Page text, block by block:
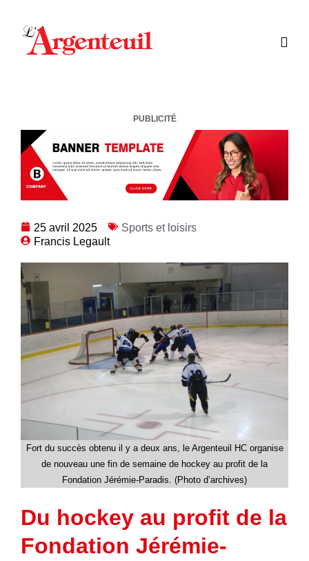
PUBLICITÉ
25 avril 2025
Sports et loisirs
Francis Legault
Fort du succès obtenu il y a deux ans, le Argenteuil HC organise
de nouveau une fin de semaine de hockey au profit de la
Fondation Jérémie-Paradis. (Photo d’archives)
Du hockey au profit de la
Fondation Jérémie-